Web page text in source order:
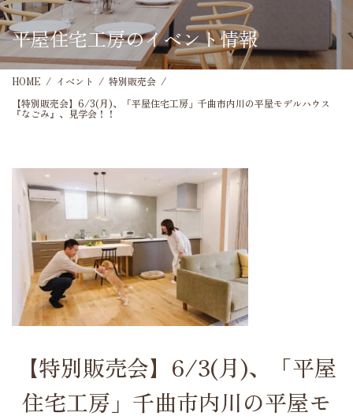
平屋住宅工房のイベント情報
HOME イベント
特別販売会
【特別販売会】6/3(月)、「平屋住宅工房」千曲市内川の平屋モデルハウス
『なごみ』、見学会！！
【特別販売会】6/3(月)、「平屋
住宅工房」千曲市内川の平屋モ